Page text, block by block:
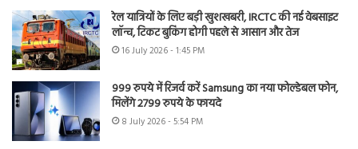
रेल यात्रियों के लिए बड़ी खुशखबरी, IRCTC की नई वेबसाइट
लॉन्च, टिकट बुकिंग होगी पहले से आसान और तेज
16 July 2026 - 1:45 PM
999 रुपये में रिजर्व करें Samsung का नया फोल्डेबल फोन,
मिलेंगे 2799 रुपये के फायदे
8 July 2026 - 5:54 PM